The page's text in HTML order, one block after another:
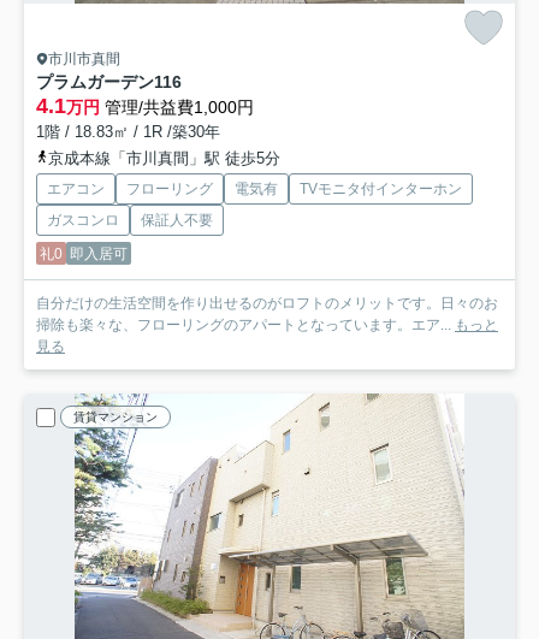
市川市真間
プラムガーデン116
4.1万円 管理/共益費1,000円
1階 / 18.83㎡ / 1R /築30年
京成本線「市川真間」駅 徒歩5分
エアコン フローリング 電気有
TVモニタ付インターホン
ガスコンロ
保証人不要
礼0 即入居可
自分だけの生活空間を作り出せるのがロフトのメリットです。日々のお
掃除も楽々な、フローリングのアパートとなっています。エア... もっと
見る
賃貸マンション